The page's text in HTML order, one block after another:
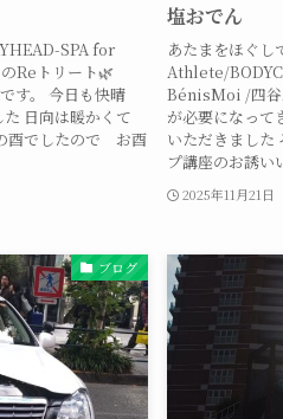
SPA for
Reトリート🌿
す。 今日も快晴
た 日向は暖かくて
酉でしたので お酉
塩おでん
あたまをほぐ
Athlete/
BénisMoi /四谷
が必要になって
いただきまし
プ講座のお誘い
2025年11月21日
ブログ